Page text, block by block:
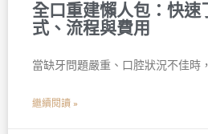
全口重建懶人包：快速
式、流程與費用
當缺牙問題嚴重、口腔狀況不佳時
繼續閱讀 »